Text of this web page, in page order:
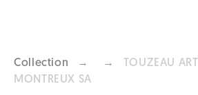
Collection → →
TOUZEAU
MONTREUX SA